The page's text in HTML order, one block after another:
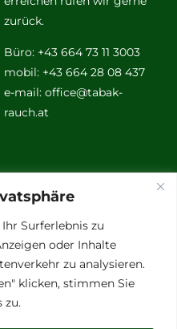
Surferlebnis zu
oder Inhalte
zu analysieren.
klicken, stimmen Sie
zu.
zurück.
Büro: +43 664 73 11 3003
mobil: +43 664 28 08 437
e-mail: office@tabak-
rauch.at